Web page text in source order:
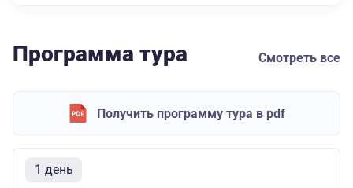
Программа тура Смотреть все
Получить программу тура в pdf
1 день